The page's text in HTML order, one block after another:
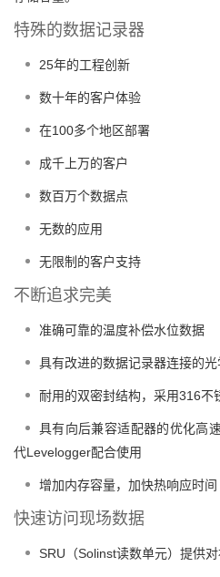
特殊的数据记录器
25年的工程创新
数十年的客户体验
在100多个地区部署
成千上万的客户
数百万个数据点
无数的应用
无限制的客户支持
不断追求完美
准确可靠的温度补偿水位数据
具有改进的数据记录器连接的
耐用的双密封结构，采用316不
具有向后兼容适配器的优化高
代Levelogger配合使用
增加内存容量，加快热响应时间
快速访问现场数据
SRU（Solinst读数单元）提供